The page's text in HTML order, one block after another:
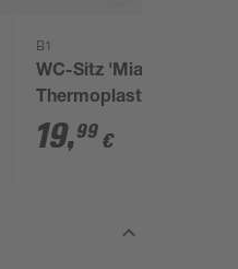
B1
WC-Sitz 'Miami' weiß
Thermoplast
19,99 €